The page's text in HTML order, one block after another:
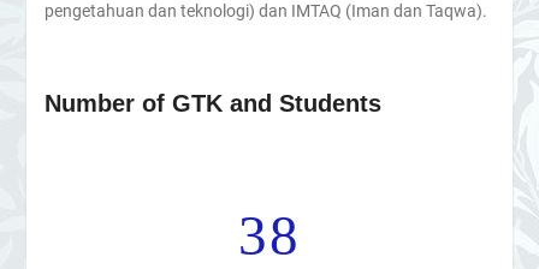
pengetahuan dan teknologi) dan IMTAQ (Iman dan Taqwa).
Number of GTK and Students
38